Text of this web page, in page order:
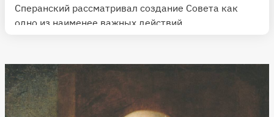
Сперанский рассматривал создание Совета как
одно из наименее важных действий.